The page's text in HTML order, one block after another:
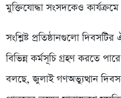
মুক্তিযোদ্ধা সংসদকেও
সংশ্লিষ্ট প্রতিষ্ঠানগুলো
বিভিন্ন কর্মসূচি গ্রহণ করতে
বলছে, জুলাই গণঅভ্যুত্থান